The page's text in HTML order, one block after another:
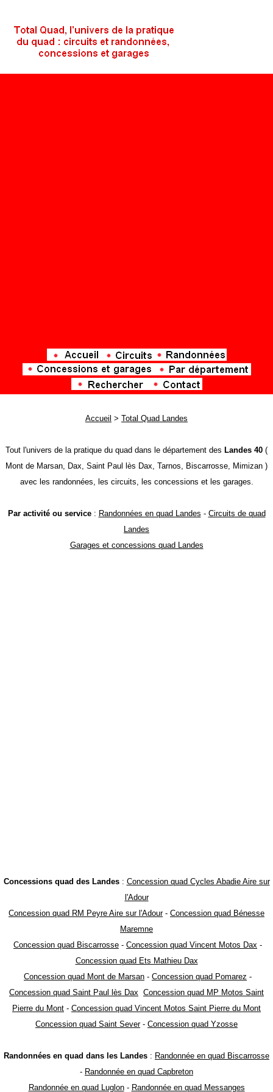
Accueil > Total Quad Landes
Tout l'univers de la pratique du quad dans le département des Landes 40 (
Mont de Marsan, Dax, Saint Paul lès Dax, Tarnos, Biscarrosse, Mimizan )
avec les randonnées, les circuits, les concessions et les garages.
Par activité ou service: Randonnées en quad Landes - Circuits de quad
Landes
Garages et concessions quad Landes
Concessions quad des Landes: Concession quad Cycles Abadie Aire sur
l'Adour
Concession quad RM Peyre Aire sur l'Adour- Concession quad Bénesse
Maremne
Concession quad Biscarrosse - Concession quad Vincent Motos Dax -
Concession quad Ets Mathieu Dax
Concession quad Mont de Marsan - Concession quad Pomarez -
Concession quad Saint Paul lès Dax Concession quad MP Motos Saint
Pierre du Mont - Concession quad Vincent Motos Saint Pierre du Mont
Concession quad Saint Sever- Concession quad Yzosse
Randonnées en quad dans les Landes : Randonnée en quad Biscarrosse
- Randonnée en quad Capbreton
Randonnée en quad Luglon- Randonnée en quad Messanges